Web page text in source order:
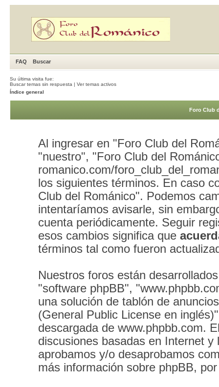
FAQ Buscar
Su última visita fue:
Buscar temas sin respuesta | Ver temas activos
Índice general
Foro Club
Al ingresar en "Foro Club del
"nuestro", "Foro Club del
romanico.com/
los siguientes términos. En caso
Club del Románico". Podemos
intentaríamos avisarle, sin
cuenta periódicamente. Seguir
esos cambios significa que
términos tal como fueron
Nuestros foros están
"software phpBB",
una solución de tablón de
(General Public License en inglés)
descargada de www.phpbb.com.
discusiones basadas en Internet
aprobamos y/o desaprobamos
más información sobre phpBB,